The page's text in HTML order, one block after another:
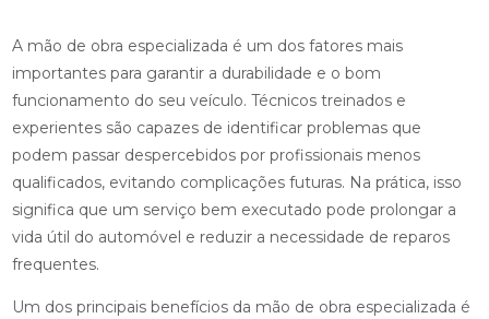
A mão de obra especializada é um dos fatores mais
importantes para garantir a durabilidade e o bom
funcionamento do seu veículo. Técnicos treinados e
experientes são capazes de identificar problemas que
podem passar despercebidos por profissionais menos
qualificados, evitando complicações futuras. Na prática, isso
significa que um serviço bem executado pode prolongar a
vida útil do automóvel e reduzir a necessidade de reparos
frequentes.
Um dos principais benefícios da mão de obra especializada é